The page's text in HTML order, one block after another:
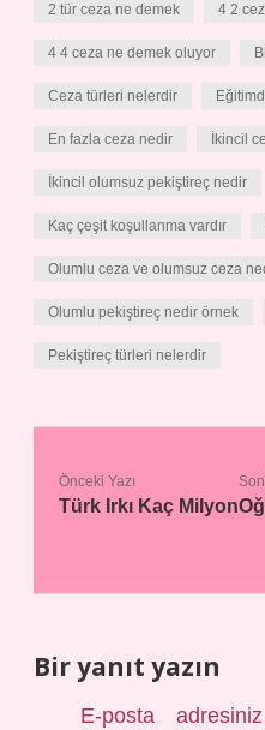
2 tür ceza ne demek 4 2
4 4 ceza ne demek oluyor
Ceza türleri nelerdir
En fazla ceza nedir İkincil
İkincil olumsuz pekiştireç nedir
Kaç çeşit koşullanma vardır
Olumlu ceza ve olumsuz ceza
Olumlu pekiştireç nedir örnek
Pekiştireç türleri nelerdir
Önceki Yazı
Türk Irkı Kaç Milyon
Bir yanıt yazın
E-posta